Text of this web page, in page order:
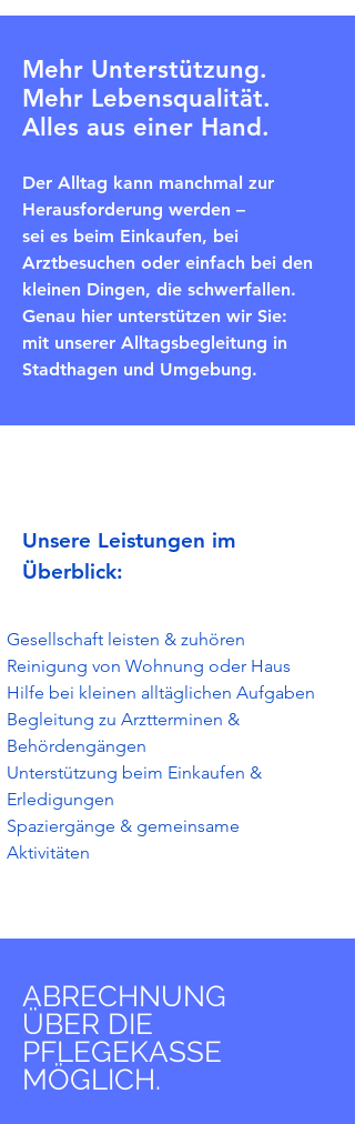
Mehr Unterstützung.
Mehr Lebensqualität.
Alles aus einer Hand.
Der Alltag kann manchmal zur
Herausforderung werden –
sei es beim Einkaufen, bei
Arztbesuchen oder einfach bei den
kleinen Dingen, die schwerfallen.
Genau hier unterstützen wir Sie:
mit unserer Alltagsbegleitung in
Stadthagen und Umgebung.
Unsere Leistungen im
Überblick:
Gesellschaft leisten & zuhören
Reinigung von Wohnung oder Haus
Hilfe bei kleinen alltäglichen Aufgaben
Begleitung zu Arztterminen &
Behördengängen
Unterstützung beim Einkaufen &
Erledigungen
Spaziergänge & gemeinsame
Aktivitäten
ABRECHNUNG
ÜBER DIE
PFLEGEKASSE
MÖGLICH.